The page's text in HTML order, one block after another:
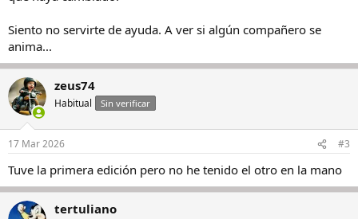
Siento no servirte de ayuda. A ver si algún compañero se
anima...
zeus74
Habitual Sin verificar
17 Mar 2026 #3
Tuve la primera edición pero no he tenido el otro en la mano
tertuliano